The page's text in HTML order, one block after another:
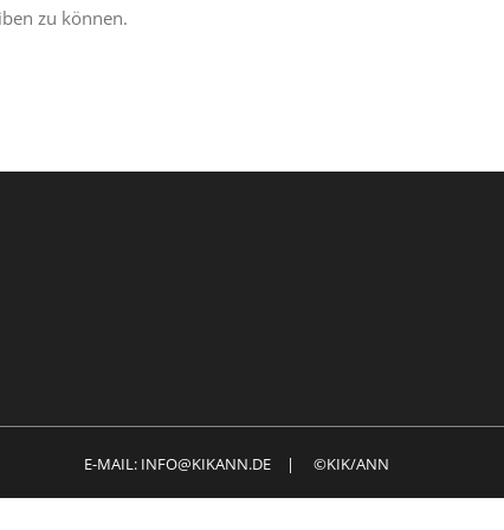
zu können.
E-MAIL: INFO@KIKANN.DE | ©KIK/ANN